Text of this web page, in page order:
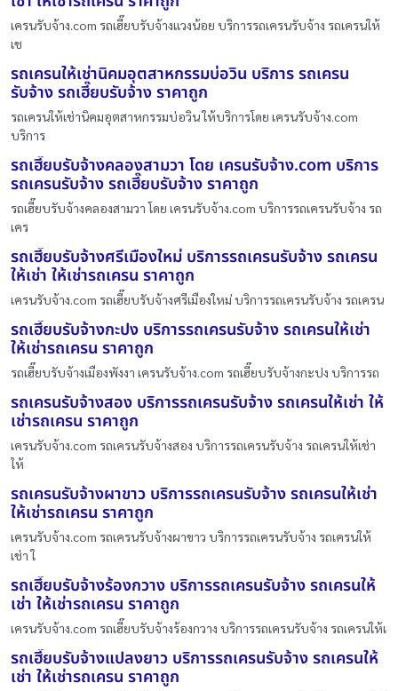
เครนรับจ้าง.com รถเฮี๊ยบรับจ้างแวงน้อย บริการรถเครนรับจ้าง รถเครนให้
เช
รถเครนให้เช่านิคมอุตสาหกรรมบ่อวิน บริการ รถเครน
รับจ้าง รถเฮี๊ยบรับจ้าง ราคาถูก
รถเครนให้เช่านิคมอุตสาหกรรมบ่อวิน ให้บริการโดย เครนรับจ้าง.com
บริการ
รถเฮี๊ยบรับจ้างคลองสามวา โดย เครนรับจ้าง.com บริการ
รถเครนรับจ้าง รถเฮี๊ยบรับจ้าง ราคาถูก
รถเฮี๊ยบรับจ้างคลองสามวา โดย เครนรับจ้าง.com บริการรถเครนรับจ้าง รถ
เคร
รถเฮี๊ยบรับจ้างศรีเมืองใหม่ บริการรถเครนรับจ้าง รถเครน
ให้เช่า ให้เช่ารถเครน ราคาถูก
เครนรับจ้าง.com รถเฮี๊ยบรับจ้างศรีเมืองใหม่ บริการรถเครนรับจ้าง รถเครน
รถเฮี๊ยบรับจ้างกะปง บริการรถเครนรับจ้าง รถเครนให้เช่า
ให้เช่ารถเครน ราคาถูก
รถเฮี๊ยบรับจ้างเมืองพังงา เครนรับจ้าง.com รถเฮี๊ยบรับจ้างกะปง บริการรถ
รถเครนรับจ้างสอง บริการรถเครนรับจ้าง รถเครนให้เช่า ให้
เช่ารถเครน ราคาถูก
เครนรับจ้าง.com รถเครนรับจ้างสอง บริการรถเครนรับจ้าง รถเครนให้เช่า
ให้
รถเครนรับจ้างผาขาว บริการรถเครนรับจ้าง รถเครนให้เช่า
ให้เช่ารถเครน ราคาถูก
เครนรับจ้าง.com รถเครนรับจ้างผาขาว บริการรถเครนรับจ้าง รถเครนให้
เช่า ใ
รถเฮี๊ยบรับจ้างร้องกวาง บริการรถเครนรับจ้าง รถเครนให้
เช่า ให้เช่ารถเครน ราคาถูก
เครนรับจ้าง.com รถเฮี๊ยบรับจ้างร้องกวาง บริการรถเครนรับจ้าง รถเครนให้เ
รถเฮี๊ยบรับจ้างแปลงยาว บริการรถเครนรับจ้าง รถเครนให้
เช่า ให้เช่ารถเครน ราคาถูก